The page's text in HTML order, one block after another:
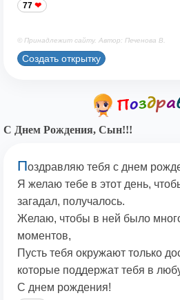
77
© Принадлежит сайту. Автор: Печенова В.
Создать открытку
С Днем Рождения, Сын!!!
Поздравляю тебя с днем
Я желаю тебе в этот день,
загадал, получалось.
Желаю, чтобы в ней было
моментов,
Пусть тебя окружают только
которые поддержат тебя в
С днем рождения!